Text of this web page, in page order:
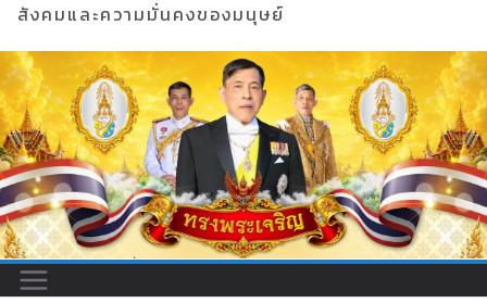
สังคมและความมั่นคงของมนุษย์